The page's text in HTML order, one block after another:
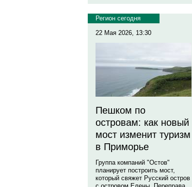
Регион сегодня
22 Мая 2026, 13:30
Пешком по
островам: как новый
мост изменит туризм
в Приморье
Группа компаний "Остов"
планирует построить мост,
который свяжет Русский остров